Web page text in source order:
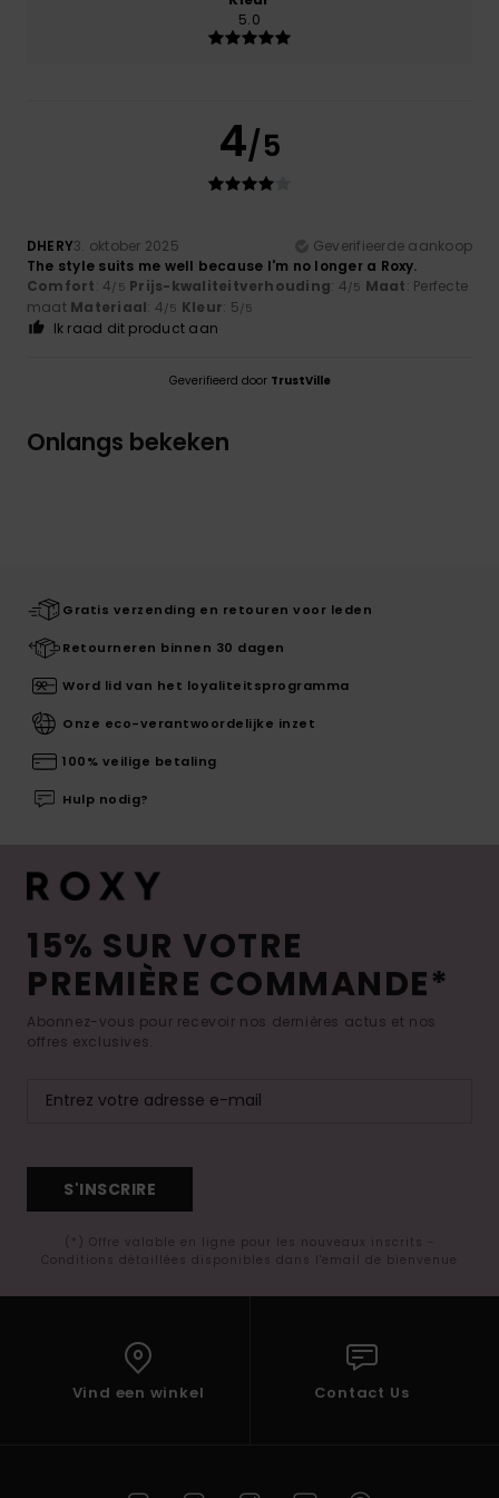
5.0
4/5
DHERY3. oktober 2025
Geverifieerde aankoop
The style suits me well because I'm no longer a Roxy.
Comfort: 4/5 Prijs-kwaliteitverhouding: 4/5 Maat: Perfecte
maat Materiaal: 4/5 Kleur: 5/5
Ik raad dit product aan
Geverifieerd door TrustVille
Onlangs bekeken
Gratis verzending en retouren voor leden
Retourneren binnen 30 dagen
Word lid van het loyaliteitsprogramma
Onze eco-verantwoordelijke inzet
100% veilige betaling
Hulp nodig?
15% SUR VOTRE
PREMIÈRE COMMANDE*
Abonnez-vous pour recevoir nos dernières actus et nos
offres exclusives.
S'INSCRIRE
(*) Offre valable en ligne pour les nouveaux inscrits -
Conditions détaillées disponibles dans l'email de bienvenue
Vind een winkel Contact Us